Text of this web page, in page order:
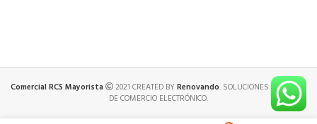
Comercial RCS Mayorista 2021 CREATED BYRenovando. SOLUCIONES PREMIUM
DE COMERCIO ELECTRÓNICO.